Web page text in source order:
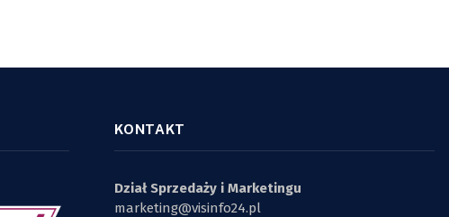
KONTAKT
Dział Sprzedaży i Marketingu
marketing@visinfo24.pl